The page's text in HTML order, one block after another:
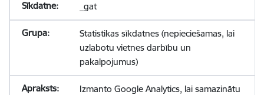
_gat
Statistikas sīkdatnes (nepieciešamas, lai
uzlabotu vietnes darbību un
pakalpojumus)
Izmanto Google Analytics, lai samazinātu